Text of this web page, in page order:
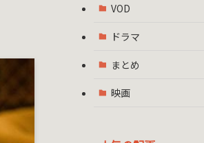
VOD
ドラマ
まとめ
映画